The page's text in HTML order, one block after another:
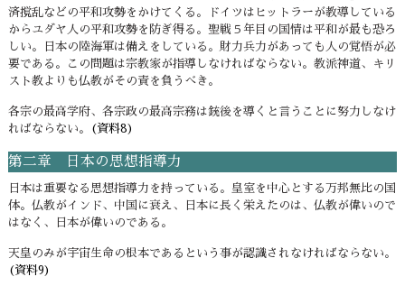
済撹乱などの平和攻勢をかけてくる。ドイツはヒットラーが教導している
からユダヤ人の平和攻勢を防ぎ得る。聖戦５年目の国情は平和が最も恐ろ
しい。日本の陸海軍は備えをしている。財力兵力があっても人の覚悟が必
要である。この問題は宗教家が指導しなければならない。教派神道、キリ
スト教よりも仏教がその責を負うべき。
各宗の最高学府、各宗政の最高宗務は銃後を導くと言うことに努力しなけ
ればならない。
(資料8)
第二章 日本の思想指導力
日本は重要なる思想指導力を持っている。皇室を中心とする万邦無比の国
体。仏教がインド、中国に衰え、日本に長く栄えたのは、仏教が偉いので
はなく、日本が偉いのである。
天皇のみが宇宙生命の根本であるという事が認識されなければならない。
(資料9)